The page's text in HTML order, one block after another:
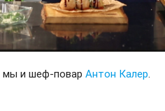
мы и шеф-поварАнтон Калер